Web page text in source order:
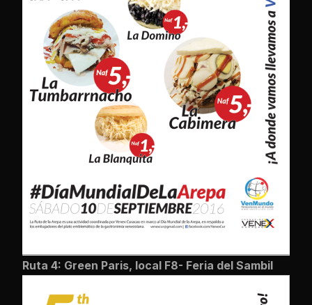
Ruta 4: Green Paris, local F8- Feria del Sambil